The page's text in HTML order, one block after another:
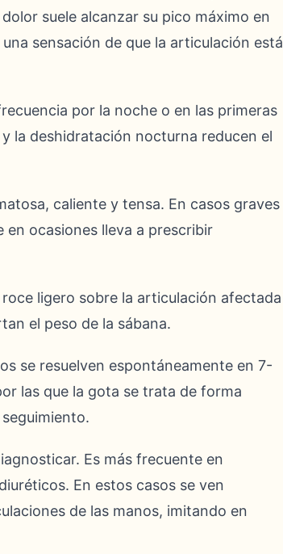
dolor suele alcanzar su pico máximo en
sensación de que la articulación está
por la noche o en las primeras
la deshidratación nocturna reducen el
caliente y tensa. En casos graves
en ocasiones lleva a prescribir
ligero sobre la articulación afectada
el peso de la sábana.
se resuelven espontáneamente en 7-
las que la gota se trata de forma
Es más frecuente en
En estos casos se ven
de las manos, imitando en